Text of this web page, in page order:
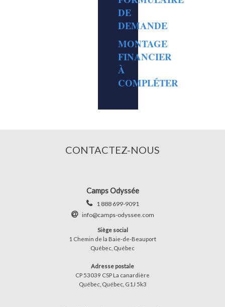
DE
DEMANDE
MONTAGE
FINANCIER
À
COMPLÉTER
CONTACTEZ-NOUS
Camps Odyssée
1 888 699-9091
info@camps-odyssee.com
Siège social
1 Chemin de la Baie-de-Beauport
Québec, Québec
Adresse postale
CP 53039 CSP La canardière
Québec, Québec, G1J 5k3